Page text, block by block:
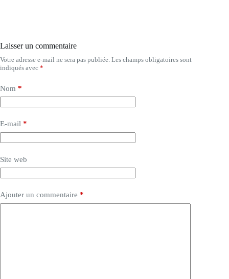
Laisser un commentaire
Votre adresse e-mail ne sera pas publiée. Les champs obligatoires sont
indiqués avec *
Nom *
E-mail *
Site web
Ajouter un commentaire *